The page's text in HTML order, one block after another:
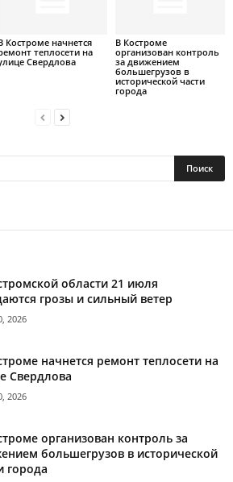
Костроме начнется
теплосети на
Свердлова
В Костроме
организован контроль
за движением
большегрузов в
исторической части
города
области 21 июля
грозы и сильный ветер
2026
начнется ремонт теплосети на
Свердлова
2026
организован контроль за
большегрузов в исторической
города